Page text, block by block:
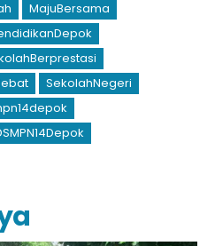
MajuBersama
SekolahNegeri